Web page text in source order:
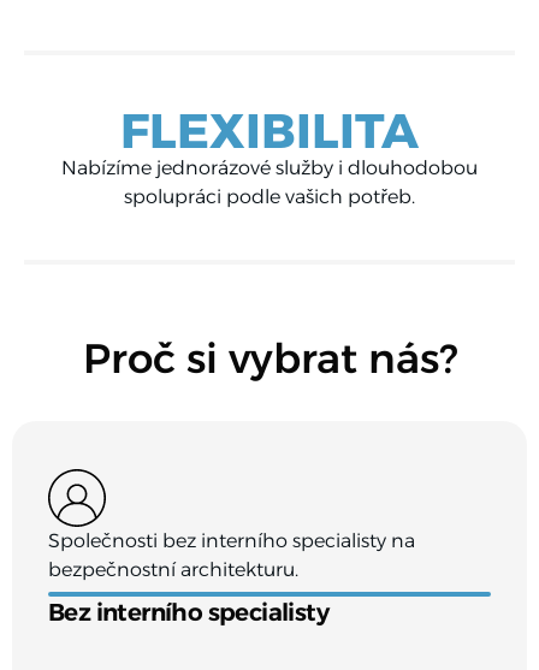
FLEXIBILITA
Nabízíme jednorázové služby i dlouhodobou
spolupráci podle vašich potřeb.
Proč si vybrat nás?
Společnosti bez interního specialisty na
bezpečnostní architekturu.
Bez interního specialisty